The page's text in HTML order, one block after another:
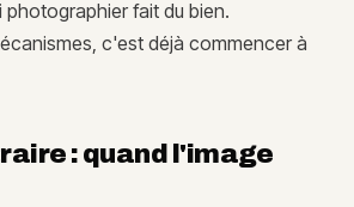
photographier fait du bien.
c'est déjà commencer à
: quand l'image